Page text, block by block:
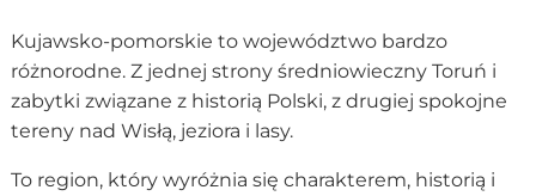
Kujawsko-pomorskie to województwo bardzo
różnorodne. Z jednej strony średniowieczny Toruń i
zabytki związane z historią Polski, z drugiej spokojne
tereny nad Wisłą, jeziora i lasy.
To region, który wyróżnia się charakterem, historią i